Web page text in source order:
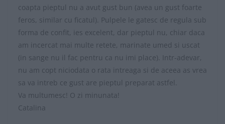
coapta pieptul nu a avut gust bun (avea un gust foarte
feros, similar cu ficatul). Pulpele le gatesc de regula sub
forma de confit, ies excelent, dar pieptul nu, chiar daca
am incercat mai multe retete, marinate umed si uscat
(in sange nu il fac pentru ca nu imi place). Intr-adevar,
nu am copt niciodata o rata intreaga si de aceea as vrea
sa va intreb ce gust are pieptul preparat astfel.
Va multumesc! O zi minunata!
Catalina